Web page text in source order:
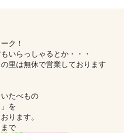
ク！
いらっしゃるとか・・・
里は無休で営業しております
たべもの
を
ります。
で